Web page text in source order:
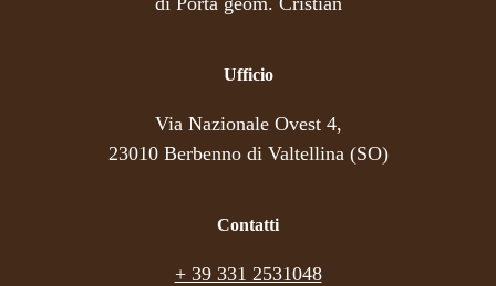
Ufficio
Via Nazionale Ovest 4,
23010 Berbenno di Valtellina (SO)
Contatti
+ 39 331 2531048